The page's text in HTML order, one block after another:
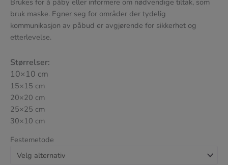
bruk maske. Egner seg for områder der tydelig
kommunikasjon av påbud er avgjørende for sikkerhet og
etterlevelse.
Størrelser:
10×10 cm
15×15 cm
20×20 cm
25×25 cm
30×10 cm
Festemetode